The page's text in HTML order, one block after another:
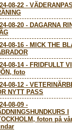
08-22 -
08-20 - DAGARNA
08-16 - MICK THE
08-14- FRIDFULLT
foto
08-12 -
NYTT PASS
08-09 -
I
foton på